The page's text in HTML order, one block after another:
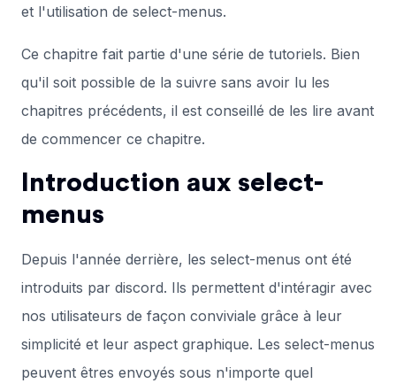
et l'utilisation de select-menus.
Ce chapitre fait partie d'une série de tutoriels. Bien
qu'il soit possible de la suivre sans avoir lu les
chapitres précédents, il est conseillé de les lire avant
de commencer ce chapitre.
Introduction aux select-
menus
Depuis l'année derrière, les select-menus ont été
introduits par discord. Ils permettent d'intéragir avec
nos utilisateurs de façon conviviale grâce à leur
simplicité et leur aspect graphique. Les select-menus
peuvent êtres envoyés sous n'importe quel